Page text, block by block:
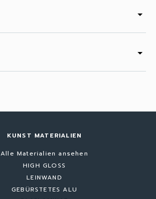
arrow_drop_down
arrow_drop_down
KUNST MATERIALIEN
Alle Materialien ansehen
HIGH GLOSS
LEINWAND
GEBÜRSTETES ALU